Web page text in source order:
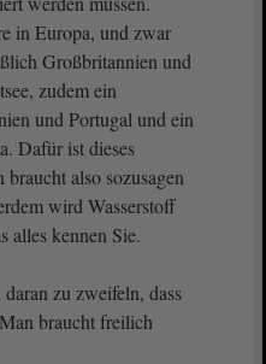
in Europa, und zwar
Großbritannien und
zudem ein
und Portugal und ein
Dafür ist dieses
also sozusagen
wird Wasserstoff
alles kennen Sie.
zu zweifeln, dass
braucht freilich